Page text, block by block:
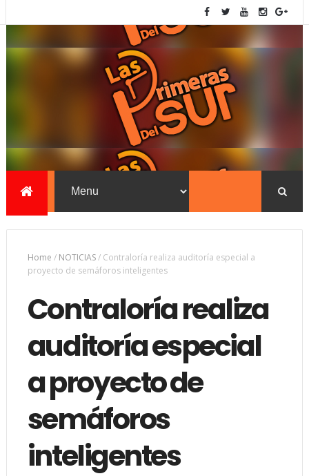
Home / NOTICIAS/ Contraloría realiza auditoría especial a
proyecto de semáforos inteligentes
Contraloría realiza
auditoría especial
a proyecto de
semáforos
inteligentes